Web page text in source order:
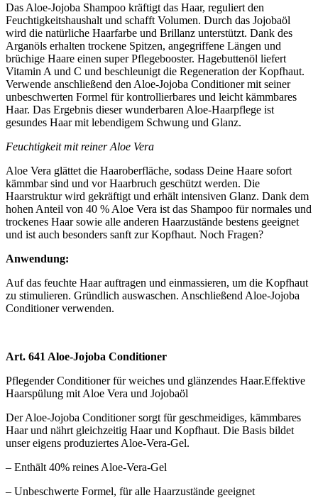
Das Aloe-Jojoba Shampoo kräftigt das Haar, reguliert den
Feuchtigkeitshaushalt und schafft Volumen. Durch das Jojobaöl
wird die natürliche Haarfarbe und Brillanz unterstützt. Dank des
Arganöls erhalten trockene Spitzen, angegriffene Längen und
brüchige Haare einen super Pflegebooster. Hagebuttenöl liefert
Vitamin A und C und beschleunigt die Regeneration der Kopfhaut.
Verwende anschließend den Aloe-Jojoba Conditioner mit seiner
unbeschwerten Formel für kontrollierbares und leicht kämmbares
Haar. Das Ergebnis dieser wunderbaren Aloe-Haarpflege ist
gesundes Haar mit lebendigem Schwung und Glanz.
Feuchtigkeit mit reiner Aloe Vera
Aloe Vera glättet die Haaroberfläche, sodass Deine Haare sofort
kämmbar sind und vor Haarbruch geschützt werden. Die
Haarstruktur wird gekräftigt und erhält intensiven Glanz. Dank dem
hohen Anteil von 40 % Aloe Vera ist das Shampoo für normales und
trockenes Haar sowie alle anderen Haarzustände bestens geeignet
und ist auch besonders sanft zur Kopfhaut. Noch Fragen?
Anwendung:
Auf das feuchte Haar auftragen und einmassieren, um die Kopfhaut
zu stimulieren. Gründlich auswaschen. Anschließend Aloe-Jojoba
Conditioner verwenden.
Art. 641 Aloe-Jojoba Conditioner
Pflegender Conditioner für weiches und glänzendes Haar.Effektive
Haarspülung mit Aloe Vera und Jojobaöl
Der Aloe-Jojoba Conditioner sorgt für geschmeidiges, kämmbares
Haar und nährt gleichzeitig Haar und Kopfhaut. Die Basis bildet
unser eigens produziertes Aloe-Vera-Gel.
– Enthält 40% reines Aloe-Vera-Gel
– Unbeschwerte Formel, für alle Haarzustände geeignet